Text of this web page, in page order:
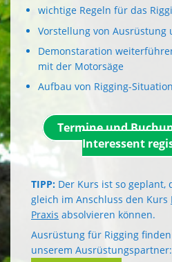
wichtige Regeln für das
Vorstellung von Ausrüstung
Demonstaration
mit der Motorsäge
Aufbau von Rigging-
Termine und
Interessent
TIPP: Der Kurs ist so geplant,
gleich im Anschluss den Kurs
Praxis absolvieren können.
Ausrüstung für Rigging
unserem Ausrüstungspartner: